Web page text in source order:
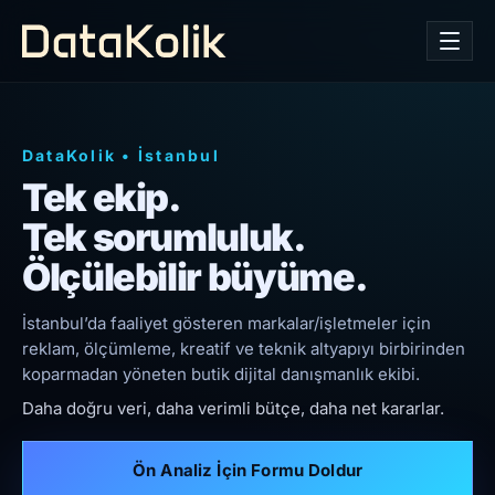
DataKolik • İstanbul
Tek ekip.
Tek sorumluluk.
Ölçülebilir büyüme.
İstanbul’da faaliyet gösteren markalar/işletmeler için
reklam, ölçümleme, kreatif ve teknik altyapıyı birbirinden
koparmadan yöneten butik dijital danışmanlık ekibi.
Daha doğru veri, daha verimli bütçe, daha net kararlar.
Ön Analiz İçin Formu Doldur